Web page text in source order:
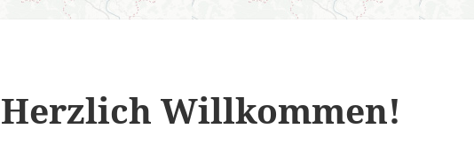
Herzlich Willkommen!